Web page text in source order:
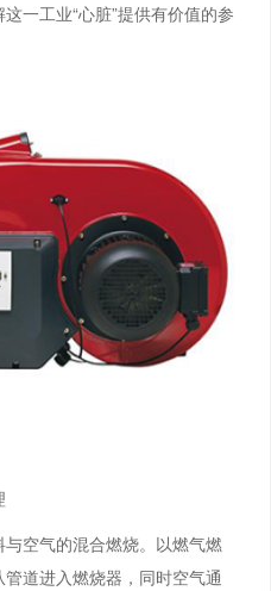
一工业“心脏”提供有价值的参
空气的混合燃烧。以燃气燃
道进入燃烧器，同时空气通